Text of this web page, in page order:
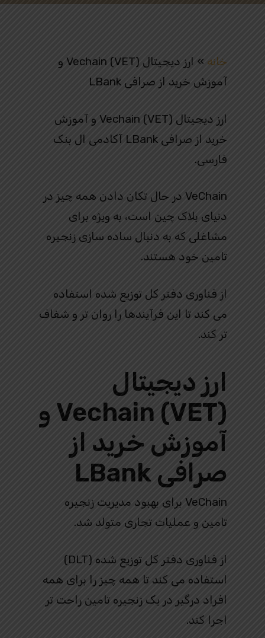
خانه »
ارز دیجیتال Vechain (VET) و
آموزش خرید از صرافی LBank
ارز دیجیتال Vechain (VET) و آموزش
خرید از صرافی LBank آکادمی ال بنک
فارسی.
VeChain در حال تکان دادن همه چیز در
دنیای بلاک چین است، به ویژه برای
مشاغلی که به دنبال ساده سازی زنجیره
تامین خود هستند.
از فناوری دفتر کل توزیع شده استفاده
می کند تا این فرآیندها را روان تر و شفاف
تر کند.
ارز دیجیتال
Vechain (VET) و
آموزش خرید از
صرافی LBank
VeChain برای بهبود مدیریت زنجیره
تامین و عملیات تجاری متولد شد.
از فناوری دفتر کل توزیع شده (DLT)
استفاده می کند تا همه چیز را برای همه
افراد درگیر در یک زنجیره تامین راحت تر
اجرا کند.